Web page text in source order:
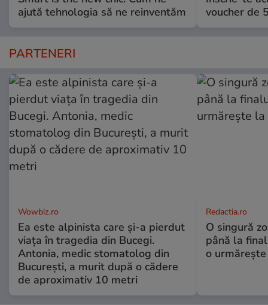
ajută tehnologia să ne reinventăm
voucher de
PARTENERI
Wowbiz.ro
Ea este alpinista care și-a pierdut
viața în tragedia din Bucegi.
Antonia, medic stomatolog din
București, a murit după o cădere
de aproximativ 10 metri
Redactia.ro
O singură
până la
o